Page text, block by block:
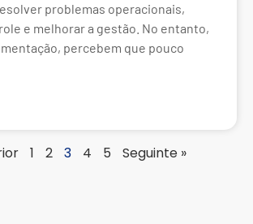
problemas operacionais,
e melhorar a gestão. No entanto,
percebem que pouco
1 2 3 4 5 Seguinte »